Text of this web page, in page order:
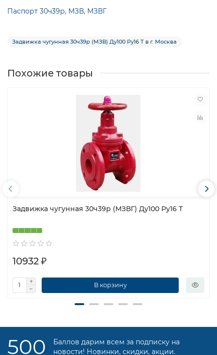
Паспорт 30ч39р, МЗВ, МЗВГ
Задвижка чугунная 30ч39р (МЗВ) Ду100 Ру16 Т в г. Москва
Похожие товары
Задвижка чугунная 30ч39р (МЗВГ) Ду100 Ру16 Т
10932 ₽
В корзину
500
Баллов дарим всем за подписку на
новости! Новинки, скидки, акции.